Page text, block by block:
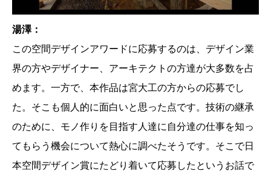
湯澤：
この空間デザインアワードに応募するのは、デザイン業
界の方やデザイナー、アーキテクトの方達が大多数を占
めます。一方で、本作品は宮大工の方からの応募でし
た。そこも個人的に面白いと思った点です。技術の継承
のために、モノ作りを目指す人達に自分達の仕事を知っ
てもらう機会について熱心に調べたそうです。そこで日
本空間デザイン賞にたどり着いて応募したというお話で